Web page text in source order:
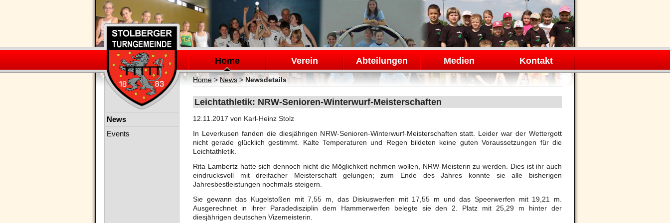
Navigation
überspringen
Home Verein Abteilungen Medien Kontakt
Home> News>Newsdetails
Leichtathletik: NRW-Senioren-Winterwurf-Meisterschaften
12.11.2017 von Karl-Heinz Stolz
In Leverkusen fanden die diesjährigen NRW-Senioren-Winterwurf-Meisterschaften statt. Leider war der Wettergott
nicht gerade glücklich gestimmt. Kalte Temperaturen und Regen bildeten keine guten Voraussetzungen für die
Leichtathletik.
Rita Lambertz hatte sich dennoch nicht die Möglichkeit nehmen wollen, NRW-Meisterin zu werden. Dies ist ihr auch
eindrucksvoll mit dreifacher Meisterschaft gelungen; zum Ende des Jahres konnte sie alle bisherigen
Jahresbestleistungen nochmals steigern.
Sie gewann das Kugelstoßen mit 7,55 m, das Diskuswerfen mit 17,55 m und das Speerwerfen mit 19,21 m.
Ausgerechnet in ihrer Paradedisziplin dem Hammerwerfen belegte sie den 2. Platz mit 25,29 m hinter der
diesjährigen deutschen Vizemeisterin.
Navigation
News
Events